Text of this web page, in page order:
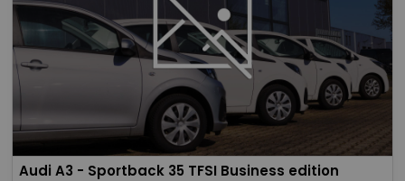
Audi A3 - Sportback 35 TFSI Business edition